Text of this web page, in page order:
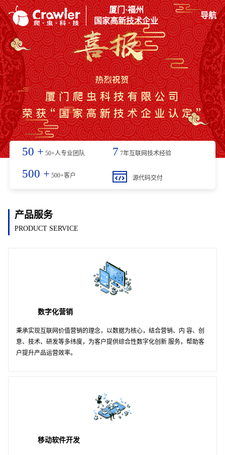
厦门·福州
国家高新技术企业
导航
50 + 50+人专业团队 7 7年互联网技术经验
500 + 500+客户 源代码交付
产品服务
PRODUCT SERVICE
数字化营销
秉承实现互联网价值营销的理念，以数据为核心，结合营销、内 容、创
意、技术、研发等多纬度，为客户提供综合性数字化创新 服务，帮助客
户提升产品运营效率。
移动软件开发